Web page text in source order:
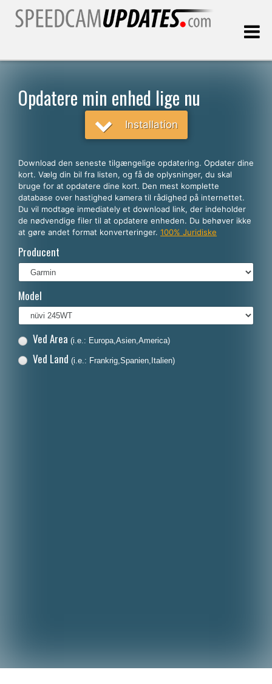
Dansk
English
Español
Deutsch
Italiano
Nederlands
Opdatere min enhed lige nu
Installation
Download den seneste tilgængelige opdatering. Opdater dine
kort. Vælg din bil fra listen, og få de oplysninger, du skal
bruge for at opdatere dine kort. Den mest komplette
database over hastighed kamera til rådighed på internettet.
Du vil modtage inmediately et download link, der indeholder
de nødvendige filer til at opdatere enheden. Du behøver ikke
at gøre andet format konverteringer. 100% Juridiske
Producent
Model
Ved Area (i.e.: Europa,Asien,America)
Ved Land (i.e.: Frankrig,Spanien,Italien)